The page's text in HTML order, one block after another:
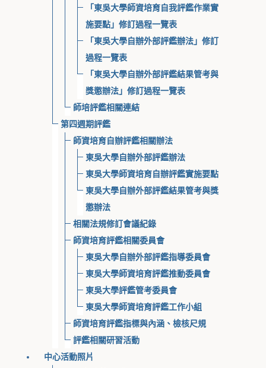
「東吳大學師資培育自我評鑑作業實
施要點」修訂過程一覽表
「東吳大學自辦外部評鑑辦法」修訂
過程一覽表
「東吳大學自辦外部評鑑結果管考與
獎懲辦法」修訂過程一覽表
師培評鑑相關連結
第四週期評鑑
師資培育自辦評鑑相關辦法
東吳大學自辦外部評鑑辦法
東吳大學師資培育自辦評鑑實施要點
東吳大學自辦外部評鑑結果管考與獎
懲辦法
相關法規修訂會議紀錄
師資培育評鑑相關委員會
東吳大學自辦外部評鑑指導委員會
東吳大學師資培育評鑑推動委員會
東吳大學評鑑管考委員會
東吳大學師資培育評鑑工作小組
師資培育評鑑指標與內涵、檢核尺規
評鑑相關研習活動
中心活動照片